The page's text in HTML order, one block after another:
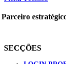
Parceiro
SECÇÕES